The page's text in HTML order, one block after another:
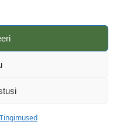
Tingimused